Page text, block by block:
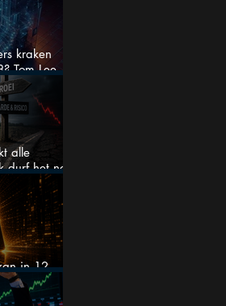
kraken
Tom Lee
alle
het na
niet te
in 12